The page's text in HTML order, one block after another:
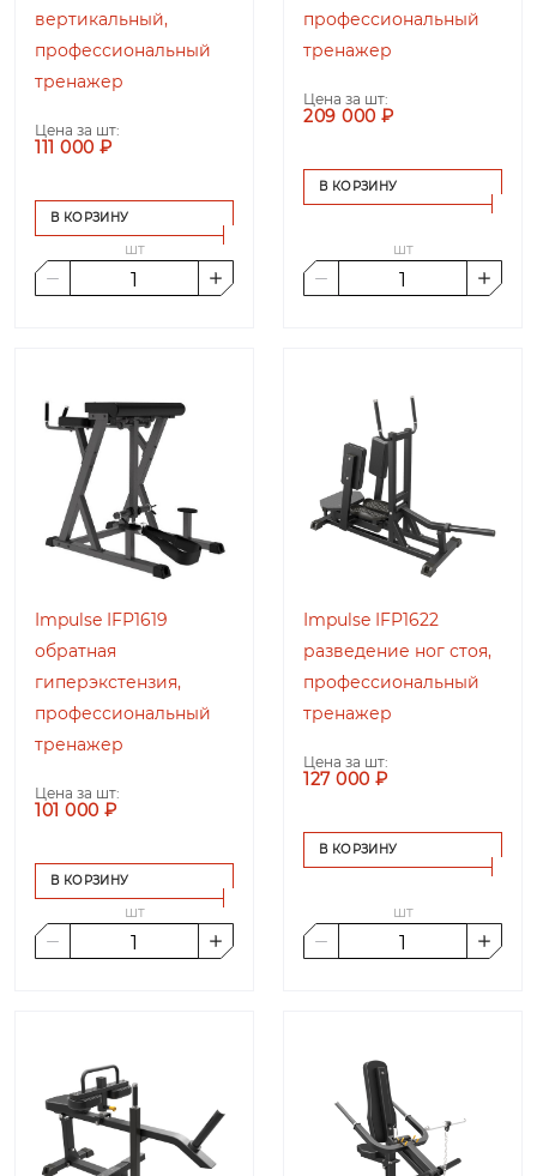
вертикальный,
профессиональный
тренажер
Цена за шт:
111 000 ₽
В КОРЗИНУ
шт
профессиональный
тренажер
Цена за шт:
209 000 ₽
В КОРЗИНУ
шт
Impulse IFP1619
обратная
гиперэкстензия,
профессиональный
тренажер
Цена за шт:
101 000 ₽
В КОРЗИНУ
шт
Impulse IFP1622
разведение ног стоя,
профессиональный
тренажер
Цена за шт:
127 000 ₽
В КОРЗИНУ
шт